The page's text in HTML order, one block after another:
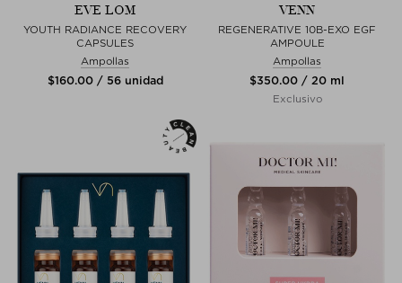
EVE LOM
YOUTH RADIANCE RECOVERY
CAPSULES
Ampollas
$‌160.00 / 56 unidad
VENN
REGENERATIVE 10B-EXO EGF
AMPOULE
Ampollas
$‌350.00 / 20 ml
Exclusivo